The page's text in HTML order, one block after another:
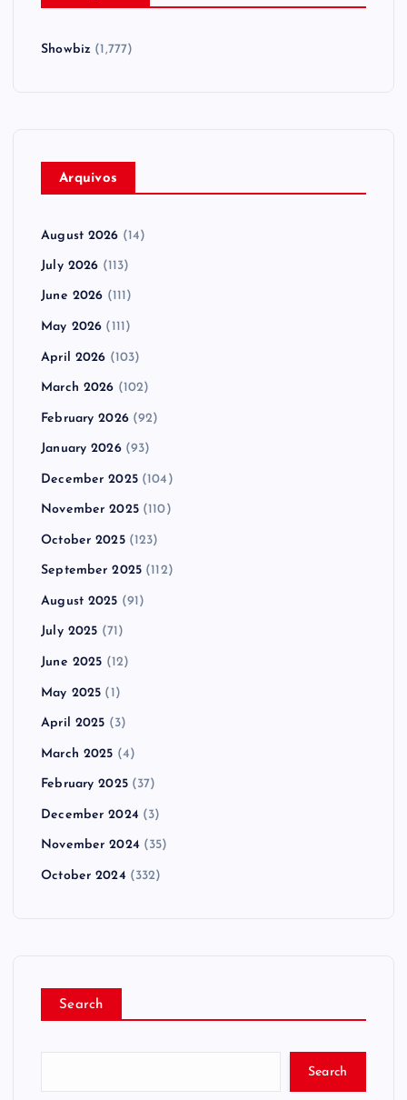
Showbiz (1,777)
Arquivos
August 2026 (14)
July 2026 (113)
June 2026 (111)
May 2026 (111)
April 2026 (103)
March 2026 (102)
February 2026(92)
January 2026(93)
December 2025(104)
November 2025(110)
October 2025(123)
September 2025 (112)
August 2025 (91)
July 2025 (71)
June 2025 (12)
May 2025 (1)
April 2025 (3)
March 2025 (4)
February 2025(37)
December 2024 (3)
November 2024 (35)
October 2024 (332)
Search
Search